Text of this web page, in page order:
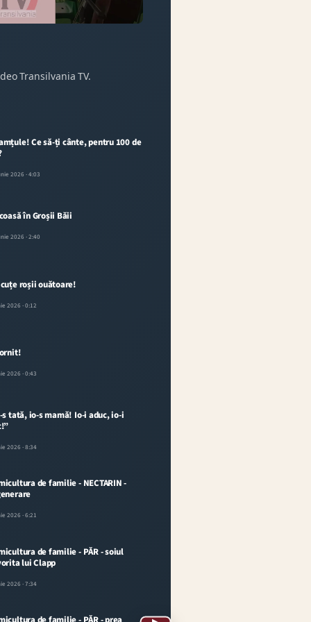
Transilvania TV.
Ce să-ți cânte, pentru 100 de
2026 · 4:03
în Groșii Băii
2026 · 2:40
roșii ouătoare!
2026 · 0:12
2026 · 0:43
s tată, io-s mamă! Io-i aduc, io-i
2026 · 8:34
de familie - NECTARIN -
2026 · 6:21
de familie - PĂR - soiul
lui Clapp
2026 · 7:34